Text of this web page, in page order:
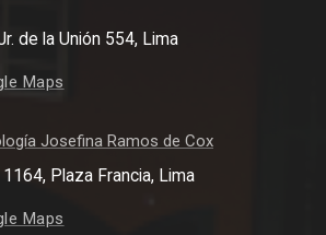
de la Unión 554, Lima
Maps
Josefina Ramos de Cox
Plaza Francia, Lima
Maps